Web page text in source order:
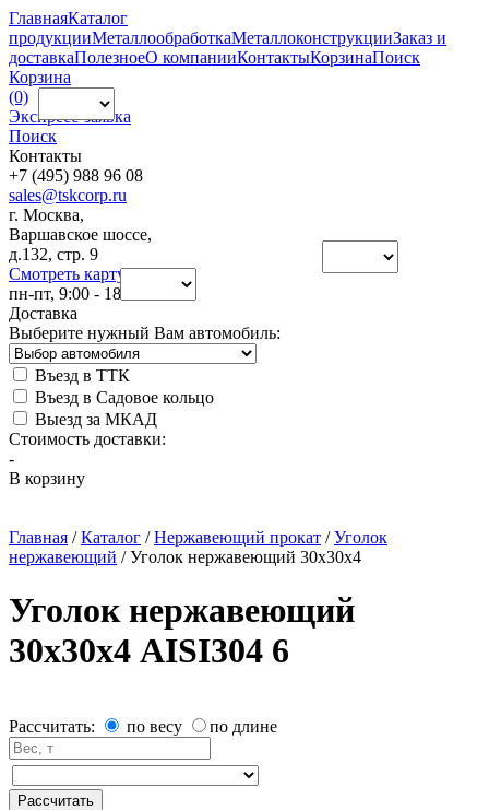
ГлавнаяКаталог
продукцииМеталлообработкаМеталлоконструкцииЗаказ и
доставкаПолезноеО компанииКонтактыКорзинаПоиск
Корзина
(0)
Экспресс-заявка
Поиск
Контакты
+7 (495) 988 96 08
sales@tskcorp.ru
г. Москва,
Варшавское шоссе,
д.132, стр. 9
Смотреть карту
пн-пт, 9:00 - 18:00
Доставка
Выберите нужный Вам автомобиль:
Въезд в ТТК
Въезд в Садовое кольцо
Выезд за МКАД
Стоимость доставки:
-
В корзину
Главная /Каталог /Нержавеющий прокат /Уголок
нержавеющий /Уголок нержавеющий 30х30х4
Уголок нержавеющий
30х30х4 AISI304 6
Рассчитать: по весу по длине
Рассчитать